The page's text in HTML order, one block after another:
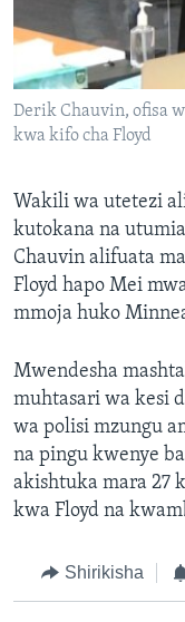
Derik Chauvin, ofisa
kwa kifo cha Floyd
Wakili wa utetezi
kutokana na
Chauvin alifuata
Floyd hapo Mei
mmoja huko
Mwendesha
muhtasari wa kesi
wa polisi mzungu
na pingu kwenye
akishtuka mara 27
kwa Floyd na
Shirikisha